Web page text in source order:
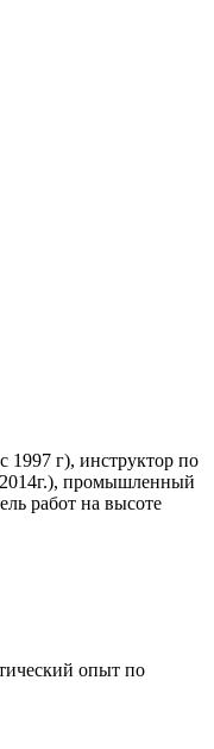
1997 г), инструктор по
промышленный
работ на высоте
опыт по